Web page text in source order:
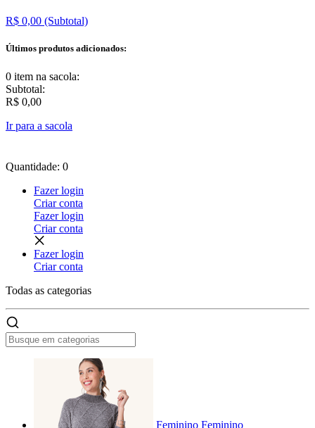
R$ 0,00 (Subtotal)
Últimos produtos adicionados:
0 item na sacola:
Subtotal:
R$ 0,00
Ir para a sacola
Quantidade: 0
Fazer login
Criar conta
Fazer login
Criar conta
Fazer login
Criar conta
Todas as categorias
Feminino Feminino